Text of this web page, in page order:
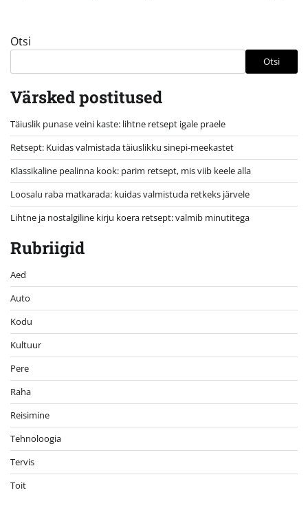
Otsi
Otsi
Värsked postitused
Täiuslik punase veini kaste: lihtne retsept igale praele
Retsept: Kuidas valmistada täiuslikku sinepi-meekastet
Klassikaline pealinna kook: parim retsept, mis viib keele alla
Loosalu raba matkarada: kuidas valmistuda retkeks järvele
Lihtne ja nostalgiline kirju koera retsept: valmib minutitega
Rubriigid
Aed
Auto
Kodu
Kultuur
Pere
Raha
Reisimine
Tehnoloogia
Tervis
Toit